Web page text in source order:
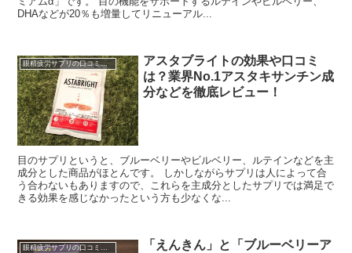
DHAなどが20％も増量してリニューアル...
眼精疲労サプリの口コミ・レビュー
アスタブライトの効果や口コミ
は？業界No.1アスタキサンチン成
分などを徹底レビュー！
目のサプリというと、ブルーベリーやビルベリー、ルテインなどを主
成分とした商品がほとんです。 しかしながらサプリは人によって合
う合わないもありますので、これらを主成分としたサプリでは満足で
きる効果を感じなかったという方も少なくな...
「えんきん」と「ブルーベリーア